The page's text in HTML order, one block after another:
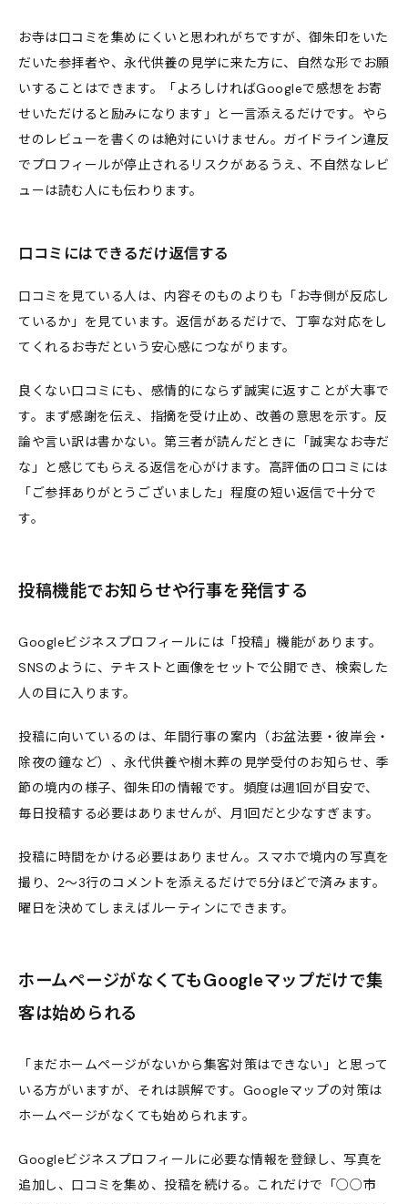
お寺は口コミを集めにくいと思われがちですが、御朱印をいた
だいた参拝者や、永代供養の見学に来た方に、自然な形でお願
いすることはできます。「よろしければGoogleで感想をお寄
せいただけると励みになります」と一言添えるだけです。やら
せのレビューを書くのは絶対にいけません。ガイドライン違反
でプロフィールが停止されるリスクがあるうえ、不自然なレビ
ューは読む人にも伝わります。
口コミにはできるだけ返信する
口コミを見ている人は、内容そのものよりも「お寺側が反応し
ているか」を見ています。返信があるだけで、丁寧な対応をし
てくれるお寺だという安心感につながります。
良くない口コミにも、感情的にならず誠実に返すことが大事で
す。まず感謝を伝え、指摘を受け止め、改善の意思を示す。反
論や言い訳は書かない。第三者が読んだときに「誠実なお寺だ
な」と感じてもらえる返信を心がけます。高評価の口コミには
「ご参拝ありがとうございました」程度の短い返信で十分で
す。
投稿機能でお知らせや行事を発信する
Googleビジネスプロフィールには「投稿」機能があります。
SNSのように、テキストと画像をセットで公開でき、検索した
人の目に入ります。
投稿に向いているのは、年間行事の案内（お盆法要・彼岸会・
除夜の鐘など）、永代供養や樹木葬の見学受付のお知らせ、季
節の境内の様子、御朱印の情報です。頻度は週1回が目安で、
毎日投稿する必要はありませんが、月1回だと少なすぎます。
投稿に時間をかける必要はありません。スマホで境内の写真を
撮り、2〜3行のコメントを添えるだけで5分ほどで済みます。
曜日を決めてしまえばルーティンにできます。
ホームページがなくてもGoogleマップだけで集
客は始められる
「まだホームページがないから集客対策はできない」と思って
いる方がいますが、それは誤解です。Googleマップの対策は
ホームページがなくても始められます。
Googleビジネスプロフィールに必要な情報を登録し、写真を
追加し、口コミを集め、投稿を続ける。これだけで「○○市